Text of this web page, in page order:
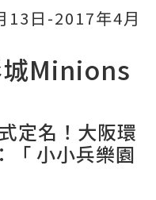
13日-2017年4月
城Minions
定名！大阪環
「 小小兵樂園